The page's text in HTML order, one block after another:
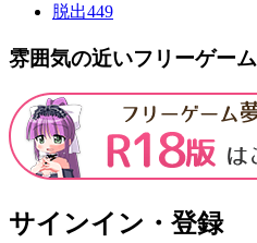
脱出449
雰囲気の近いフリーゲーム
サインイン・登録